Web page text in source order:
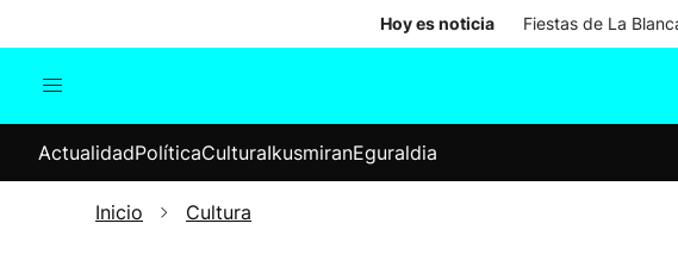
Hoy es noticia Fiestas de La
Internacional
Elecciones
ActualidadPolíticaCulturaIkusmiranEguraldia
Inicio Cultura